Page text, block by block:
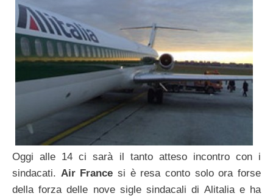
Oggi alle 14 ci sarà il tanto atteso incontro con i
sindacati. Air Francesi è resa conto solo ora forse
della forza delle nove sigle sindacali di Alitalia e ha